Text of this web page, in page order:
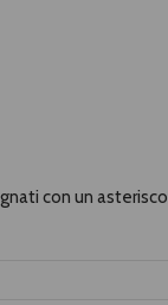
con un asterisco